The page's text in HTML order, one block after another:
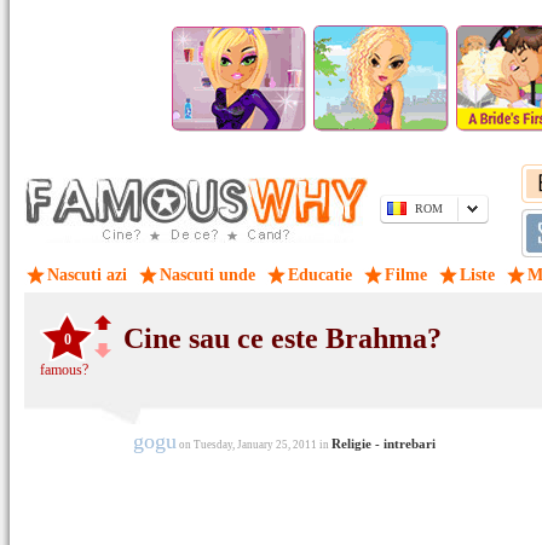
ROM
Nascuti azi Nascuti unde Educatie Filme Liste
0
famous?
Cine sau ce este Brahma?
gogu on Tuesday, January 25, 2011 in Religie - intrebari